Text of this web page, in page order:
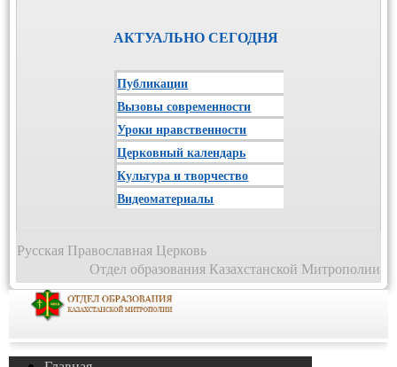
АКТУАЛЬНО СЕГОДНЯ
Публикации
Вызовы современности
Уроки нравственности
Церковный календарь
Культура и творчество
Видеоматериалы
Русская Православная Церковь
Отдел образования Казахстанской Митрополии